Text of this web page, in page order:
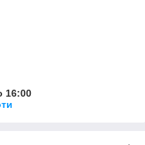
16:00